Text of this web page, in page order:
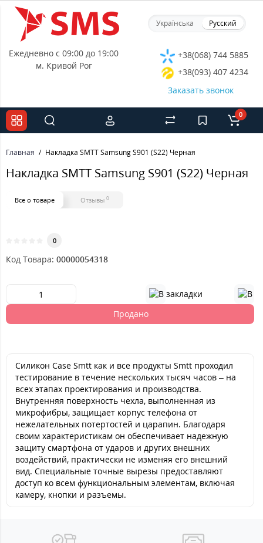
Українська Русский
Ежедневно с 09:00 до 19:00
м. Кривой Рог
+38(068) 744 5885
+38(093) 407 4234
Заказать звонок
0
Главная Накладка SMTT Samsung S901 (S22) Черная
Накладка SMTT Samsung S901 (S22) Черная
Все о товаре Отзывы 0
0
Код Товара: 00000054318
Продано
Силикон Case Smtt как и все продукты Smtt проходил
тестирование в течение нескольких тысяч часов – на
всех этапах проектирования и производства.
Внутренняя поверхность чехла, выполненная из
микрофибры, защищает корпус телефона от
нежелательных потертостей и царапин. Благодаря
своим характеристикам он обеспечивает надежную
защиту смартфона от ударов и других внешних
воздействий, практически не изменяя его внешний
вид. Специальные точные вырезы предоставляют
доступ ко всем функциональным элементам, включая
камеру, кнопки и разъемы.